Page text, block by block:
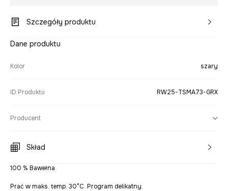
Szczegóły produktu
Dane produktu
Kolor szary
ID Produktu RW25-TSMA73-GRX
Producent
Skład
100 % Bawełna
Prać w maks. temp. 30°C. Program delikatny.